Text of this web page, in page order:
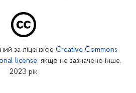
за ліцензією Creative Commons
license, якщо не зазначено інше.
2023 рік